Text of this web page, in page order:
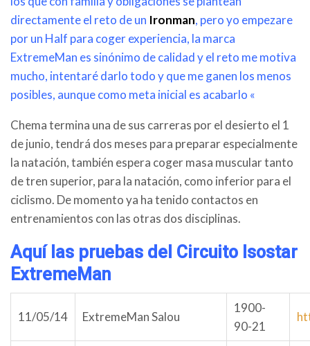
directamente el reto de un Ironman, pero yo empezare
por un Half para coger experiencia, la marca
ExtremeMan es sinónimo de calidad y el reto me motiva
mucho, intentaré darlo todo y que me ganen los menos
posibles, aunque como meta inicial es acabarlo «
Chema termina una de sus carreras por el desierto el 1
de junio, tendrá dos meses para preparar especialmente
la natación, también espera coger masa muscular tanto
de tren superior, para la natación, como inferior para el
ciclismo. De momento ya ha tenido contactos en
entrenamientos con las otras dos disciplinas.
Aquí las pruebas del Circuito Isostar
ExtremeMan
11/05/14 ExtremeMan Salou
1900-
90-21